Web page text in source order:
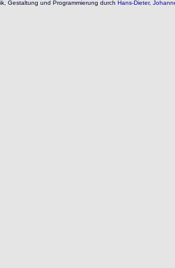
Gestaltung und Programmierung durch Hans-Dieter,